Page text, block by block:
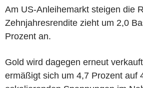
Am US-Anleihemarkt steigen die
Zehnjahresrendite zieht um 2,0
Prozent an.
Gold wird dagegen erneut
ermäßigt sich um 4,7 Prozent auf